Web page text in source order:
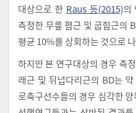
대상으로 한 Raus 등(2015)의
측정한 무릎 폄근 및 굽힘근의
평균 10%를 상회하는 것으로
하지만 본 연구대상의 경우 측
래근 및 뒤넙다리근의 BD는
로축구선수들의 경우 심각한